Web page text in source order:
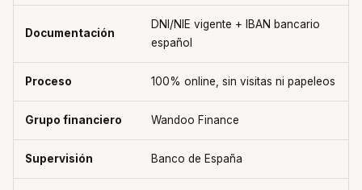
Documentación
DNI/NIE vigente + IBAN bancario
español
Proceso 100% online, sin visitas ni papeleos
Grupo financiero Wandoo Finance
Supervisión Banco de España